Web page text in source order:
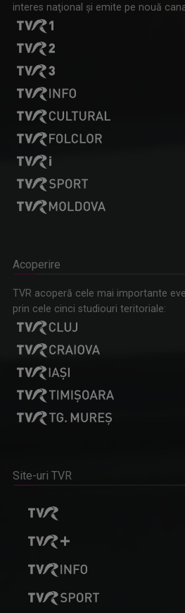
interes naţional şi emite pe nouă
Acoperire
TVR acoperă cele mai importante
prin cele cinci studiouri teritoriale:
Site-uri TVR